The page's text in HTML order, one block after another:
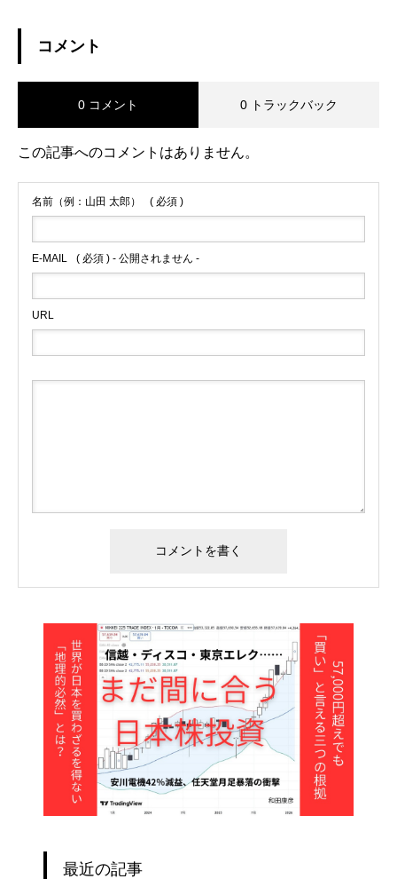
コメント
0 コメント 0 トラックバック
この記事へのコメントはありません。
名前（例：山田 太郎） ( 必須 )
E-MAIL ( 必須 ) - 公開されません -
URL
最近の記事